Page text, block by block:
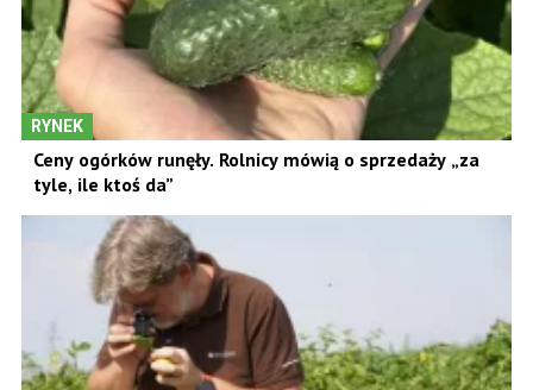
RYNEK
Ceny ogórków runęły. Rolnicy mówią o sprzedaży „za
tyle, ile ktoś da”